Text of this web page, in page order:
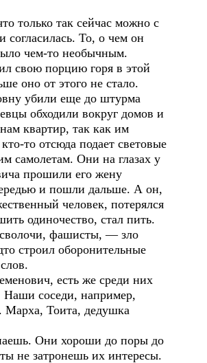
только так сейчас можно с
согласилась. То, о чем он
чем-то необычным.
свою порцию горя в этой
оно от этого не стало.
убили еще до штурма
обходили вокруг домов и
квартир, так как им
то отсюда подает световые
самолетам. Они на глазах у
прошили его жену
и пошли дальше. А он,
человек, потерялся
одиночество, стал пить.
фашисты, — зло
строил оборонительные
есть же среди них
соседи, например,
Марха, Тоита, дедушка
Они хороши до поры до
не затронешь их интересы.